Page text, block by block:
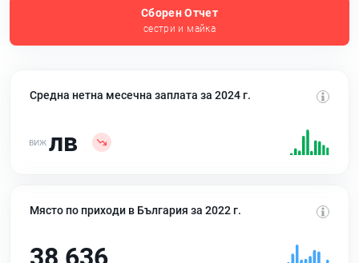
Сборен Отчет
сестри и майка
Средна нетна месечна заплата за 2024 г.
лв
Място по приходи в България за 2022 г.